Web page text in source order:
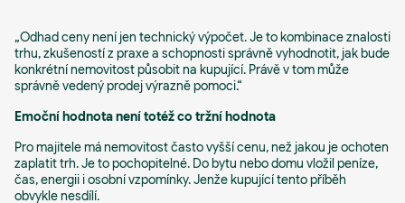
„Odhad ceny není jen technický výpočet. Je to kombinace znalosti
trhu, zkušeností z praxe a schopnosti správně vyhodnotit, jak bude
konkrétní nemovitost působit na kupující. Právě v tom může
správně vedený prodej výrazně pomoci.“
Emoční hodnota není totéž co tržní hodnota
Pro majitele má nemovitost často vyšší cenu, než jakou je ochoten
zaplatit trh. Je to pochopitelné. Do bytu nebo domu vložil peníze,
čas, energii i osobní vzpomínky. Jenže kupující tento příběh
obvykle nesdílí.